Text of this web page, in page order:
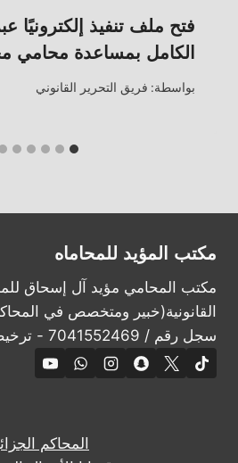
فتح ملف تنفيذ إلكترونيًا
الكامل بمساعدة محامي
بواسطة: فريق التحرير القانوني
مكتب المؤيد للمحاماه
مكتب المحامي مؤيد آل إسحاق
القانونية(خبير ومتخصص في
سجل رقم / 7041552469 - ترخيص رقم / 451105
المحاكم